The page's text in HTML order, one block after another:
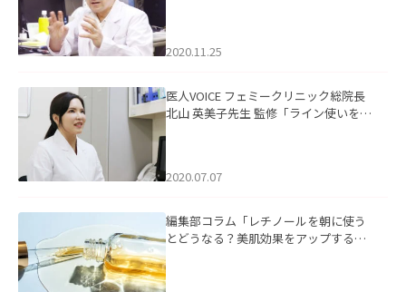
た。
2020.11.25
医人VOICE フェミークリニック総院長
北山 英美子先生 監修「ライン使いを明
2020.07.07
編集部コラム「レチノールを朝に使う
とどうなる？美肌効果をアップする使